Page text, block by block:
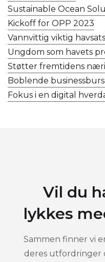
Sustainable Ocean
Kickoff for OPP 2023
Vannvittig viktig
Ungdom som havets
Støtter fremtidens
Boblende
Fokus i en digital
Vil du
lykkes
Sammen finner vi
deres utfordringer